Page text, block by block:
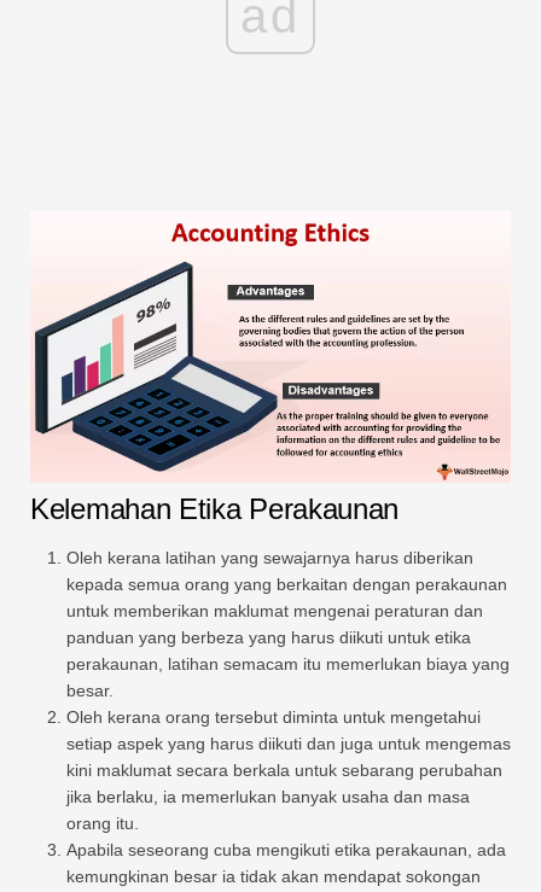
ad
Kelemahan Etika Perakaunan
Oleh kerana latihan yang sewajarnya harus diberikan
kepada semua orang yang berkaitan dengan perakaunan
untuk memberikan maklumat mengenai peraturan dan
panduan yang berbeza yang harus diikuti untuk etika
perakaunan, latihan semacam itu memerlukan biaya yang
besar.
Oleh kerana orang tersebut diminta untuk mengetahui
setiap aspek yang harus diikuti dan juga untuk mengemas
kini maklumat secara berkala untuk sebarang perubahan
jika berlaku, ia memerlukan banyak usaha dan masa
orang itu.
Apabila seseorang cuba mengikuti etika perakaunan, ada
kemungkinan besar ia tidak akan mendapat sokongan